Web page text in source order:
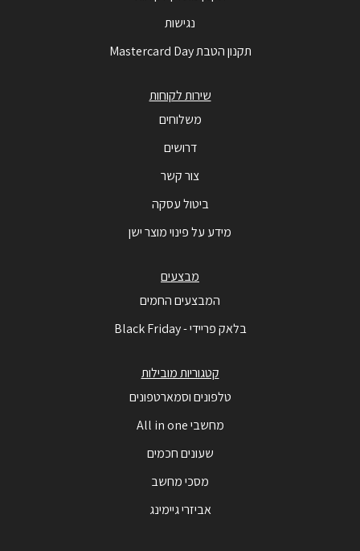
נגישות
תקנון הטבת Mastercard Day
שירות לקוחות
משלוחים
דרושים
צור קשר
ביטול עסקה
מידע על פינוי מוצר ישן
מבצעים
המבצעים החמים
בלאק פריידי - Black Friday
קטגוריות מובילות
טלפונים וסמארטפונים
מחשבי All in one
שעונים חכמים
מסכי מחשב
אביזרי גיימינג